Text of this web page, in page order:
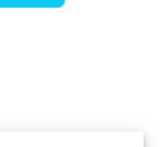
2026